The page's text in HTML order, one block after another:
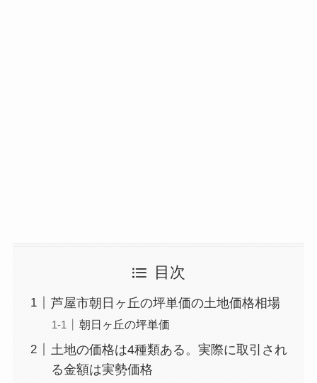
目次
芦屋市朝日ヶ丘の坪単価の土地価格相場
朝日ヶ丘の坪単価
土地の価格は4種類ある。実際に取引され
る金額は実勢価格